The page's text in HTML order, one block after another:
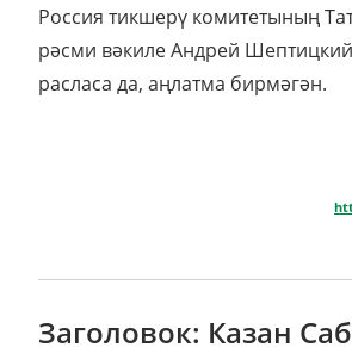
Россия тикшерү комитетының
рәсми вәкиле Андрей
расласа да, аңлатма бирмәгән.
Заголовок: Казан